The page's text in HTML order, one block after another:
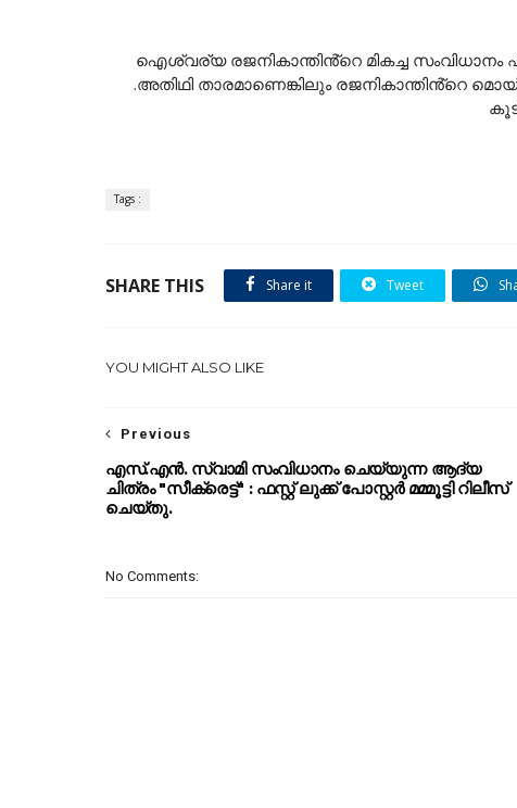
ഐശ്വര്യ രജനികാന്തിൻ്റെ മികച്ച സംവിധാനം
.അതിഥി താരമാണെങ്കിലും രജനികാന്തിൻ്റെ
Tags :
SHARE THIS Share it Tweet
YOU MIGHT ALSO LIKE
Previous
എസ്.എൻ. സ്വാമി സംവിധാനം ചെയ്യുന്ന ആദ്യ
ചിത്രം "സീക്രെട്ട്" : ഫസ്റ്റ് ലുക്ക് പോസ്റ്റർ മമ്മൂട്ടി റിലീസ്
ചെയ്തു.
No Comments: